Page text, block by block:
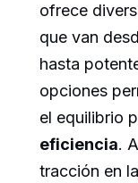
ofrece
que van
hasta
opciones
el equilibrio
eficiencia.
tracción en